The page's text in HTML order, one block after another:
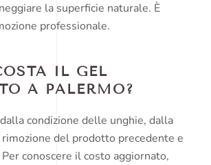
la superficie naturale. È
professionale.
IL GEL
A PALERMO?
condizione delle unghie, dalla
del prodotto precedente e
conoscere il costo aggiornato,